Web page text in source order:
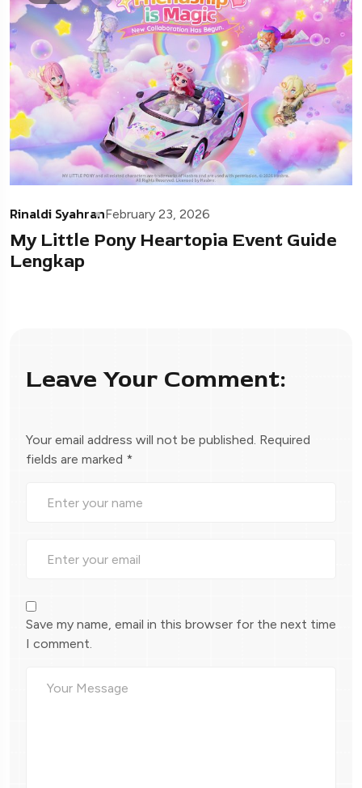
Rinaldi SyahranFebruary 23, 2026
My Little Pony Heartopia Event Guide
Lengkap
Leave Your Comment:
Your email address will not be published. Required
fields are marked *
Save my name, email in this browser for the next time
I comment.